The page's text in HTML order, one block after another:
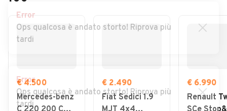
€ 4.500
Mercedes-benz
€ 2.490
Fiat Sedici 1.9
€ 6.990
Renault
Error
Ops qualcosa è andato storto! Riprova più
tardi
Error
Ops qualcosa è andato storto! Riprova più
tardi